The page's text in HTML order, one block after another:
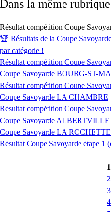
Dans la même
Résultat compétition Coupe
🏆 Résultats de la Coupe
par catégorie !
Résultat compétition Coupe
Coupe Savoyarde BOURG-ST-
Résultat compétition Coupe
Coupe Savoyarde LA CHAMBRE
Résultat compétition Coupe
Coupe Savoyarde ALBERTVILLE
Coupe Savoyarde LA ROCHETTE
Résultat Coupe Savoyarde étape 1
1
2
3
4